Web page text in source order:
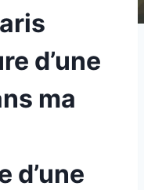
d’une
ma
d’une